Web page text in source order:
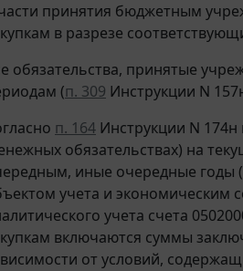
принятия бюджетным
в разрезе
обязательства, принятые
(п. 309 Инструкции N
п. 164 Инструкции N
обязательствах) на
иные очередные годы
учета и экономическим
учета счета
включаются суммы
от условий,